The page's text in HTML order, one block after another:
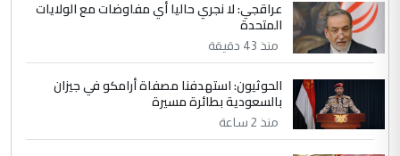
نتشرف بلقاء السيد احمد الصافي في العتبات
الحسنية لزرع ...
مكتب السيد احمد الصافي : لا يوجود
لدينا اي حساب على الفيس بوك وتويتر
عراقجي: لا نجري حاليا أي مفاوضات مع الولايات
المتحدة
منذ 43 دقيقة
الحوثيون: استهدفنا مصفاة أرامكو في جيزان
بالسعودية بطائرة مسيرة
منذ 2 ساعة